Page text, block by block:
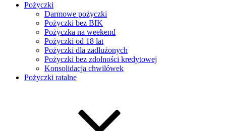
Pożyczki
Darmowe pożyczki
Pożyczki bez BIK
Pożyczka na weekend
Pożyczki od 18 lat
Pożyczki dla zadłużonych
Pożyczki bez zdolności kredytowej
Konsolidacja chwilówek
Pożyczki ratalne